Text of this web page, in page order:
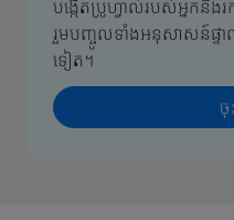
បង្កើតប្រូហ្វាល់របស់អ្នក
រួមបញ្ចូលទាំងអនុសាសន៍ផ្ទា
ទៀត។
ចុ